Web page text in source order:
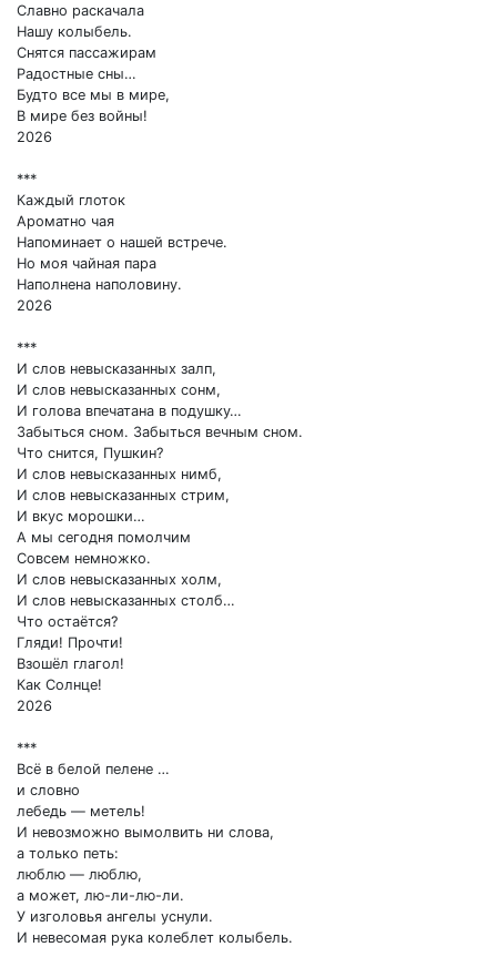
Славно раскачала
Нашу колыбель.
Снятся пассажирам
Радостные сны…
Будто все мы в мире,
В мире без войны!
2026
***
Каждый глоток
Ароматно чая
Напоминает о нашей встрече.
Но моя чайная пара
Наполнена наполовину.
2026
***
И слов невысказанных залп,
И слов невысказанных сонм,
И голова впечатана в подушку…
Забыться сном. Забыться вечным сном.
Что снится, Пушкин?
И слов невысказанных нимб,
И слов невысказанных стрим,
И вкус морошки…
А мы сегодня помолчим
Совсем немножко.
И слов невысказанных холм,
И слов невысказанных столб…
Что остаётся?
Гляди! Прочти!
Взошёл глагол!
Как Солнце!
2026
***
Всё в белой пелене …
и словно
лебедь — метель!
И невозможно вымолвить ни слова,
а только петь:
люблю — люблю,
а может, лю-ли-лю-ли.
У изголовья ангелы уснули.
И невесомая рука колеблет колыбель.